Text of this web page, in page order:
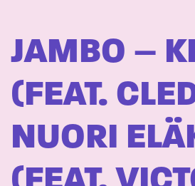
JAMBO –
(FEAT.
NUORI